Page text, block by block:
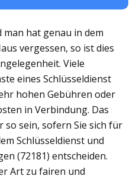
man hat genau in dem
vergessen, so ist dies
Viele
eines Schlüsseldienst
hohen Gebühren oder
in Verbindung. Das
so sein, sofern Sie sich für
Schlüsseldienst und
(72181) entscheiden.
Art zu fairen und